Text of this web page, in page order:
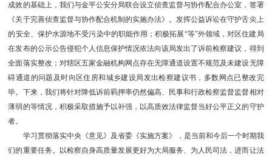
成效的基础上，我们与金平公安分局联合设立侦查监督与协作配合办公室，签署
《关于完善侦查监督与协作配合机制的实施办法》。发挥公益诉讼在守护舌尖上
的安全、保护水源地不受污染中的职能作用；积极拓展“等”外领域，对区住建局
在发布的公示公告侵犯个人信息保护情况依法向该局发出了诉前检察建议，得到
全面落实整改；对辖区五家金融机构网点存在无障通道设置不规范及未建设无障
碍通道的问题及时向区住房和城乡建设局发出检察建议书，多数网点已整改完
毕。下来，我们将针对降低诉前羁押率仍然偏高、民事和行政检察监督监督相对
薄弱的等情况，积极采取措施予以补强，以高质效法律监督当好公平正义的守护
者。
学习贯彻落实中央《意见》及省委《实施方案》，是当前和今后一个时期我
们的重要任务。以检察自身高质量发展更好为大局服务、为人民司法，进而让法